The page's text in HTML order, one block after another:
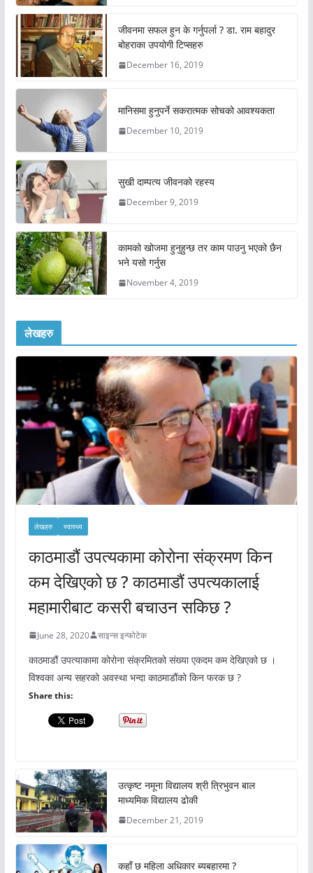
जीवनमा सफल हुन के गर्नुपर्ला ? डा. राम बहादुर
बोहराका उपयोगी टिप्सहरु
December 16, 2019
मानिसमा हुनुपर्ने सकरात्मक सोचको आवश्यकता
December 10, 2019
सुखी दाम्पत्य जीवनको रहस्य
December 9, 2019
कामको खोजमा हुनुहुन्छ तर काम पाउनु भएको छैन
भने यसो गर्नुस
November 4, 2019
लेखहरु
लेखहरु स्वास्थ्य
काठमाडौं उपत्यकामा कोरोना संक्रमण किन
कम देखिएको छ ? काठमाडौं उपत्यकालाई
महामारीबाट कसरी बचाउन सकिछ ?
June 28, 2020 साइन्स इन्फोटेक
काठमाडौं उपत्याकामा कोरोना संक्रमितको संख्या एकदम कम देखिएको छ ।
विश्वका अन्य सहरको अवस्था भन्दा काठमाडौंको किन फरक छ ?
Share this:
उत्कृष्ट नमूना विद्यालय श्री त्रिभुवन बाल
माध्यमिक विद्यालय ढोकी
December 21, 2019
कहाँ छ महिला अधिकार ब्यबहारमा ?